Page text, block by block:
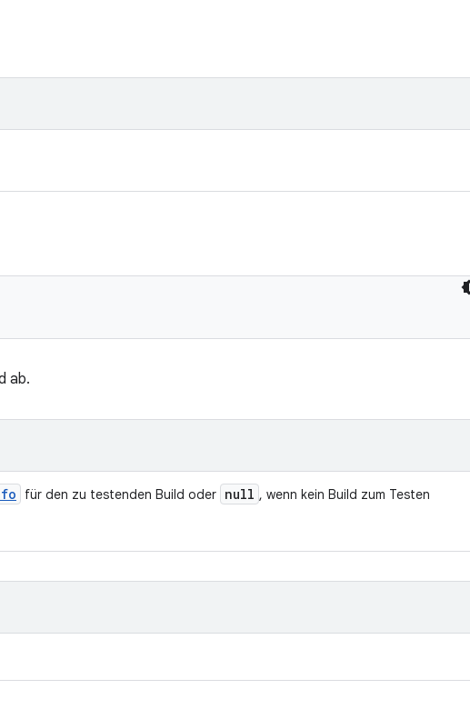
ab.
für den zu testenden Build oder null , wenn kein Build zum Testen